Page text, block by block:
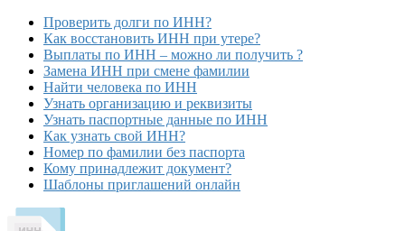
Проверить долги по ИНН?
Как восстановить ИНН при утере?
Выплаты по ИНН – можно ли получить ?
Замена ИНН при смене фамилии
Найти человека по ИНН
Узнать организацию и реквизиты
Узнать паспортные данные по ИНН
Как узнать свой ИНН?
Номер по фамилии без паспорта
Кому принадлежит документ?
Шаблоны приглашений онлайн